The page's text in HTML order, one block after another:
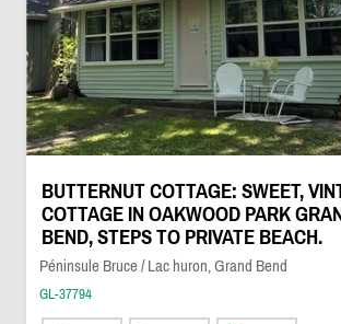
BUTTERNUT COTTAGE: SWEET,
COTTAGE IN OAKWOOD PARK
BEND, STEPS TO PRIVATE BEACH.
Péninsule Bruce / Lac huron, Grand Bend
GL-37794